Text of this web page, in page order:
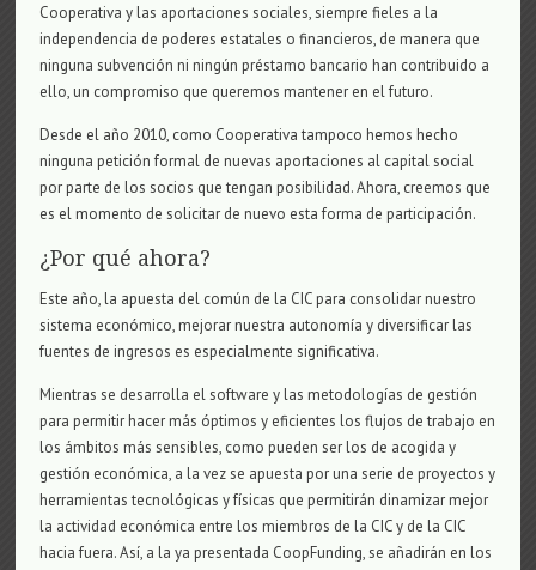
Cooperativa y las aportaciones sociales, siempre fieles a la
independencia de poderes estatales o financieros, de manera que
ninguna subvención ni ningún préstamo bancario han contribuido a
ello, un compromiso que queremos mantener en el futuro.
Desde el año 2010, como Cooperativa tampoco hemos hecho
ninguna petición formal de nuevas aportaciones al capital social
por parte de los socios que tengan posibilidad. Ahora, creemos que
es el momento de solicitar de nuevo esta forma de participación.
¿Por qué ahora?
Este año, la apuesta del común de la CIC para consolidar nuestro
sistema económico, mejorar nuestra autonomía y diversificar las
fuentes de ingresos es especialmente significativa.
Mientras se desarrolla el software y las metodologías de gestión
para permitir hacer más óptimos y eficientes los flujos de trabajo en
los ámbitos más sensibles, como pueden ser los de acogida y
gestión económica, a la vez se apuesta por una serie de proyectos y
herramientas tecnológicas y físicas que permitirán dinamizar mejor
la actividad económica entre los miembros de la CIC y de la CIC
hacia fuera. Así, a la ya presentada CoopFunding, se añadirán en los